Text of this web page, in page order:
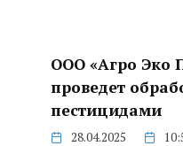
ООО «Агро Эко
проведет
пестицидами
28.04.2025